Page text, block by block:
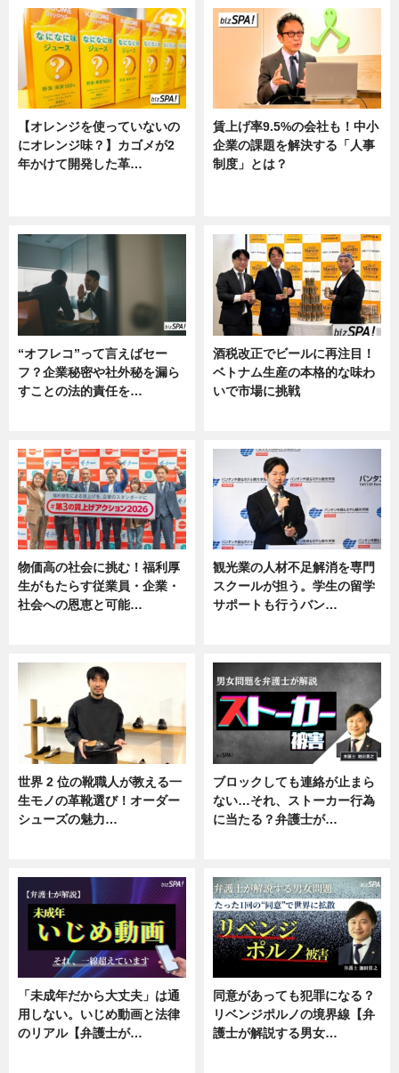
【オレンジを使っていないの
にオレンジ味？】カゴメが2
年かけて開発した革…
賃上げ率9.5%の会社も！中小
企業の課題を解決する「人事
制度」とは？
“オフレコ”って言えばセー
フ？企業秘密や社外秘を漏ら
すことの法的責任を…
酒税改正でビールに再注目！
ベトナム生産の本格的な味わ
いで市場に挑戦
物価高の社会に挑む！福利厚
生がもたらす従業員・企業・
社会への恩恵と可能…
観光業の人材不足解消を専門
スクールが担う。学生の留学
サポートも行うバン…
世界 2 位の靴職人が教える一
生モノの革靴選び！オーダー
シューズの魅力…
ブロックしても連絡が止まら
ない…それ、ストーカー行為
に当たる？弁護士が…
「未成年だから大丈夫」は通
用しない。いじめ動画と法律
のリアル【弁護士が…
同意があっても犯罪になる？
リベンジポルノの境界線【弁
護士が解説する男女…